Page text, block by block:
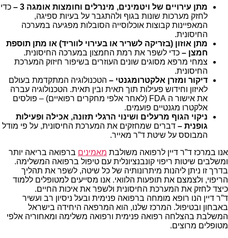
מתן עירויים של ויטמינים, מינרלים וחומצות אומגה 3 –
כדי
לחזק מערכות שונות בגוף ולהתגבר על בעיות ספיגה,
המאפיינות קבוצות אוכלוסייה הסובלות מפגיעה במערכה
החיסונית.
מתן אוזון (בזריקה לשריר או בעירוי לווריד) או מתן תוספת
חמצן – כדי לשפר את רמת החמצון במערכה החיסונית.
צמחי מרפא מסוגים שונים העוזרים בשיפור חיזוק המערכת
החיסונית.
דיקור ומזרן אלקטרומגנטי – הטכנולוגיה המתקדמת בעולם
לאיזון וחידוש פעילות תוך תאית ובין תאית. הטכנולוגיה עברה
את אישור ה FDA (לאחר אלפי מחקרים רפואיים) – פולסים
אלקטרו מגנטיים פועמים.
ניקוי הגוף מרעלים ושינוי הרגלי תזונה, אכילה ופעילות
גופנית – דברים שמחזקים את המערכת החיסונית, על פי מודל
המבוסס על שיטת ד”ר מאייר.
אנו במרכז ד”ר דיין לרפואה משולבת מאמינים ברפואה בריאה יותר
ומשלבים שיטות ריפוי קונבנציונלית עם טיפול ברפואה המשלימה.
בדרך זו ניתן ליהנות מיתרונותיה של כל שיטה, לשפר את תהליך
הריפוי, ולצמצם את תופעות הלוואי. אנו מסייעים למטופלים ללמוד
כיצד לחזק את המערכת החיסונית ולשפר את איכות החיים.
ד”ר דיין הנו רופא מומחה ברפואה פנימית ובעל ניסיון רב ועשיר
באבחון ובטיפול. המרכז שלנו, הוא המרפאה היחידה בישראל
המשלבת בהצלחה רפואה פנימית ורפואה משלימה ומאחוריה אלפי
מטופלים מרוצים.